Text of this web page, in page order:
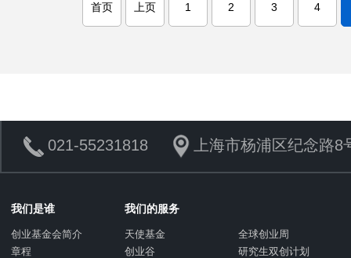
首页 上页 1 2 3 4
021-55231818 上海市杨浦区纪念路
我们是谁
创业基金会简介
章程
我们的服务
天使基金
全球创业周
创业谷
研究生双创计划